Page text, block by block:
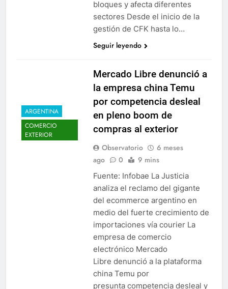
bloques y afecta diferentes
sectores Desde el inicio de la
gestión de CFK hasta lo…
Seguir leyendo
ARGENTINA
COMERCIO
EXTERIOR
Mercado Libre denunció a
la empresa china Temu
por competencia desleal
en pleno boom de
compras al exterior
Observatorio
6 meses
ago
0 9 mins
Fuente: Infobae La Justicia
analiza el reclamo del gigante
del ecommerce argentino en
medio del fuerte crecimiento de
importaciones vía courier La
empresa de comercio
electrónico Mercado
Libre denunció a la plataforma
china Temu por
presunta competencia desleal y